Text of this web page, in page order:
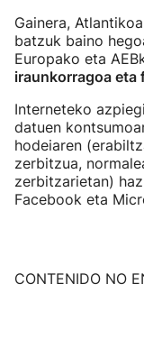
Gainera,
batzuk baino
Europako eta
iraunkorragoa eta
Interneteko
datuen
hodeiaren
zerbitzua,
zerbitzarietan)
Facebook eta
CONTENIDO NO